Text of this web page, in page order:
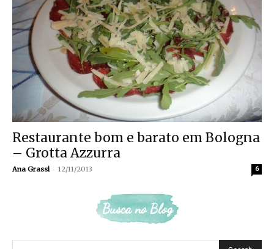
Restaurante bom e barato em Bologna
– Grotta Azzurra
Ana Grassi - 12/11/2013 6
Busca no Blog